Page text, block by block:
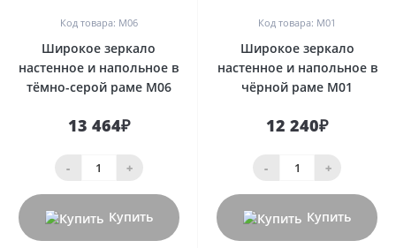
Код товара: М06
Широкое зеркало
настенное и напольное в
тёмно-серой раме М06
13 464₽
- +
Купить
Код товара: М01
Широкое зеркало
настенное и напольное в
чёрной раме М01
12 240₽
- +
Купить